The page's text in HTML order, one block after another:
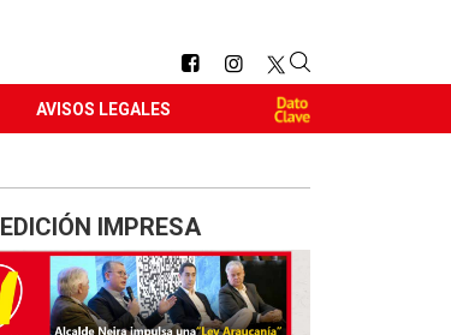
AVISOS LEGALES
EDICIÓN IMPRESA